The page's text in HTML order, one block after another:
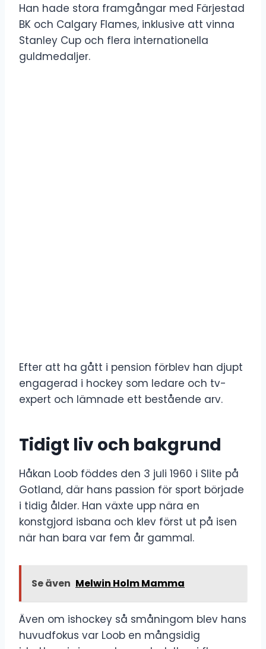
Han hade stora framgångar med Färjestad
BK och Calgary Flames, inklusive att vinna
Stanley Cup och flera internationella
guldmedaljer.
Efter att ha gått i pension förblev han djupt
engagerad i hockey som ledare och tv-
expert och lämnade ett bestående arv.
Tidigt liv och bakgrund
Håkan Loob föddes den 3 juli 1960 i Slite på
Gotland, där hans passion för sport började
i tidig ålder. Han växte upp nära en
konstgjord isbana och klev först ut på isen
när han bara var fem år gammal.
Se även Melwin Holm Mamma
Även om ishockey så småningom blev hans
huvudfokus var Loob en mångsidig